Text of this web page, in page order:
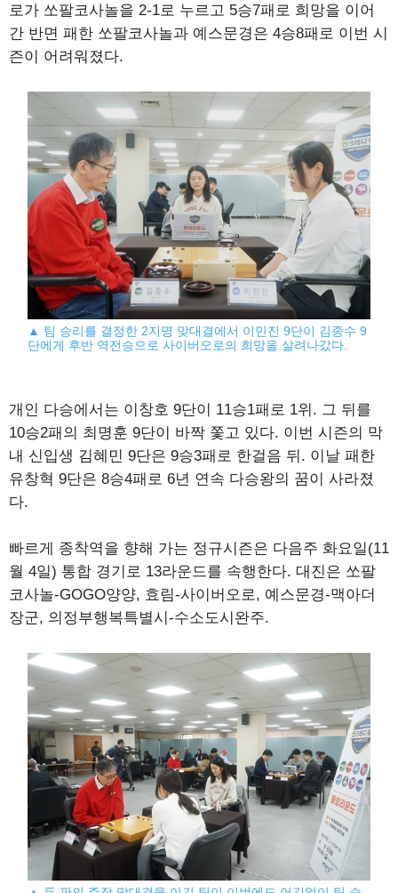
로가 쏘팔코사놀을 2-1로 누르고 5승7패로 희망을 이어
간 반면 패한 쏘팔코사놀과 예스문경은 4승8패로 이번 시
즌이 어려워졌다.
▲ 팀 승리를 결정한 2지명 맞대결에서 이민진 9단이 김종수 9
단에게 후반 역전승으로 사이버오로의 희망을 살려나갔다.
개인 다승에서는 이창호 9단이 11승1패로 1위. 그 뒤를
10승2패의 최명훈 9단이 바짝 쫓고 있다. 이번 시즌의 막
내 신입생 김혜민 9단은 9승3패로 한걸음 뒤. 이날 패한
유창혁 9단은 8승4패로 6년 연속 다승왕의 꿈이 사라졌
다.
빠르게 종착역을 향해 가는 정규시즌은 다음주 화요일(11
월 4일) 통합 경기로 13라운드를 속행한다. 대진은 쏘팔
코사놀-GOGO양양, 효림-사이버오로, 예스문경-맥아더
장군, 의정부행복특별시-수소도시완주.